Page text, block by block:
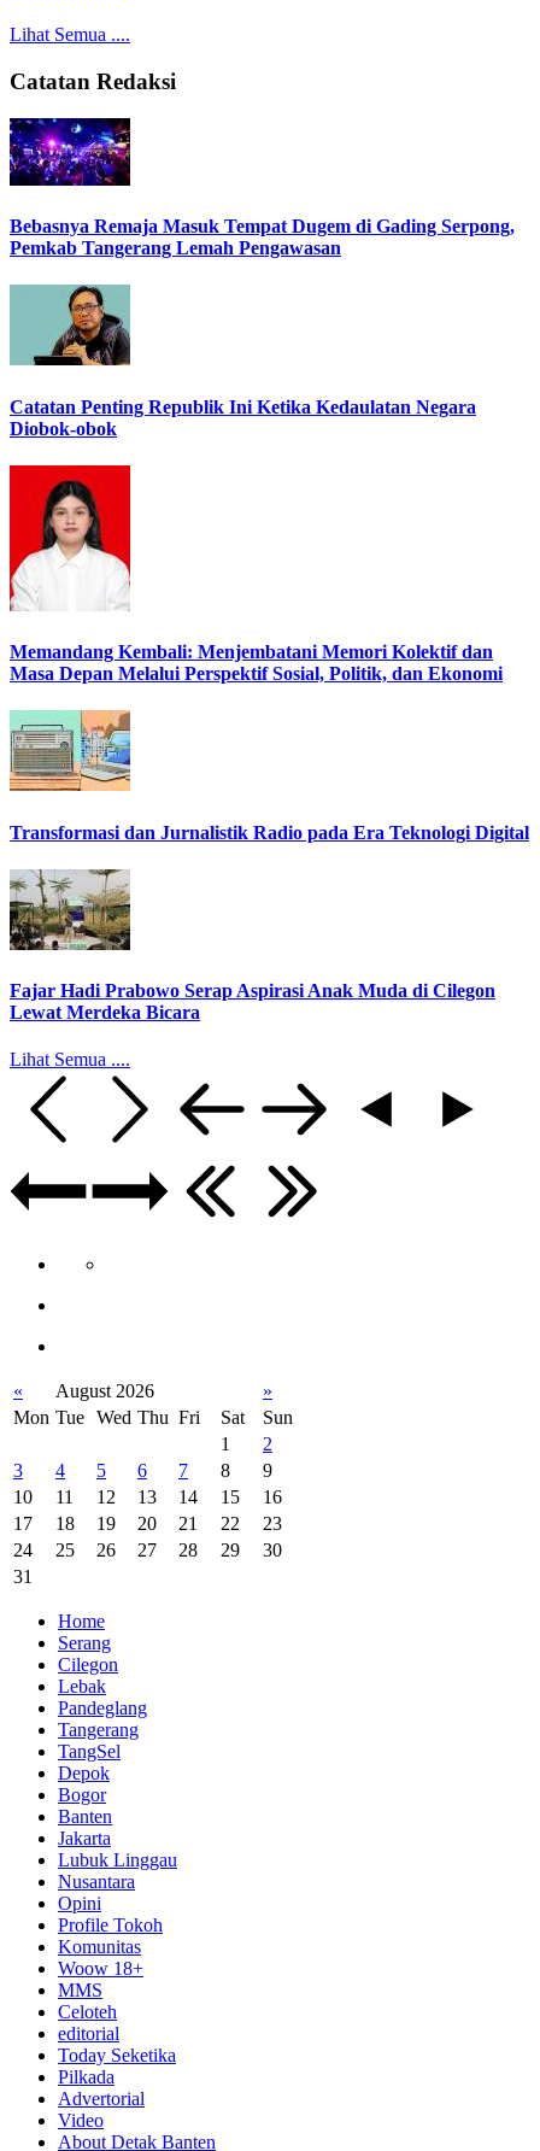
Lihat Semua ....
Catatan Redaksi
Bebasnya Remaja Masuk Tempat Dugem di Gading Serpong,
Pemkab Tangerang Lemah Pengawasan
Catatan Penting Republik Ini Ketika Kedaulatan Negara
Diobok-obok
Memandang Kembali: Menjembatani Memori Kolektif dan
Masa Depan Melalui Perspektif Sosial, Politik, dan Ekonomi
Transformasi dan Jurnalistik Radio pada Era Teknologi Digital
Fajar Hadi Prabowo Serap Aspirasi Anak Muda di Cilegon
Lewat Merdeka Bicara
Lihat Semua ....
« August 2026
»
Mon Tue Wed Thu Fri Sat
Sun
1
2
3
4 5 6 7 8
9
10
11 12 13 14 15
16
17
18 19 20 21 22
23
24
25 26 27 28 29
30
31
Home
Serang
Cilegon
Lebak
Pandeglang
Tangerang
TangSel
Depok
Bogor
Banten
Jakarta
Lubuk Linggau
Nusantara
Opini
Profile Tokoh
Komunitas
Woow 18+
MMS
Celoteh
editorial
Today Seketika
Pilkada
Advertorial
Video
About Detak Banten